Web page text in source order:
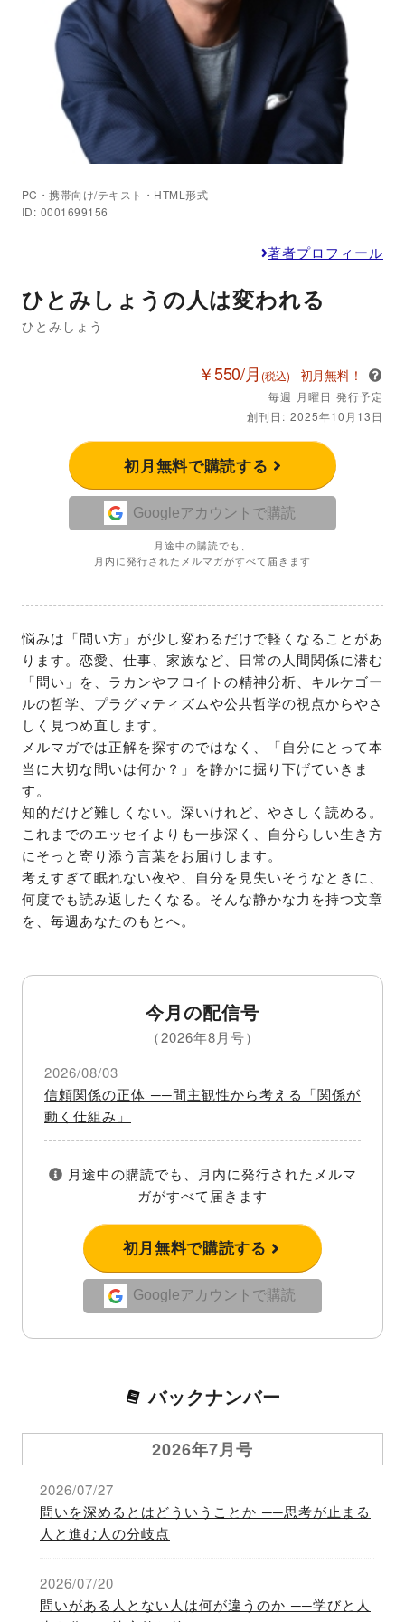
PC・携帯向け/テキスト・HTML形式
ID: 0001699156
著者プロフィール
ひとみしょうの人は変われる
ひとみしょう
￥550/月 (税込) 初月無料！
毎週 月曜日 発行予定
創刊日: 2025年10月13日
初月無料で購読する
Googleアカウントで購読
月途中の購読でも、
月内に発行されたメルマガがすべて届きます
悩みは「問い方」が少し変わるだけで軽くなることがあ
ります。恋愛、仕事、家族など、日常の人間関係に潜む
「問い」を、ラカンやフロイトの精神分析、キルケゴー
ルの哲学、プラグマティズムや公共哲学の視点からやさ
しく見つめ直します。
メルマガでは正解を探すのではなく、「自分にとって本
当に大切な問いは何か？」を静かに掘り下げていきま
す。
知的だけど難しくない。深いけれど、やさしく読める。
これまでのエッセイよりも一歩深く、自分らしい生き方
にそっと寄り添う言葉をお届けします。
考えすぎて眠れない夜や、自分を見失いそうなときに、
何度でも読み返したくなる。そんな静かな力を持つ文章
を、毎週あなたのもとへ。
今月の配信号
（2026年8月号）
2026/08/03
信頼関係の正体 ──間主観性から考える「関係が
動く仕組み」
月途中の購読でも、月内に発行されたメルマ
ガがすべて届きます
初月無料で購読する
Googleアカウントで購読
バックナンバー
2026年7月号
2026/07/27
問いを深めるとはどういうことか ──思考が止まる
人と進む人の分岐点
2026/07/20
問いがある人とない人は何が違うのか ──学びと人